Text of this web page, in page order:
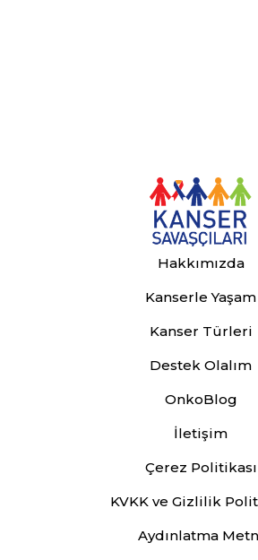
Hakkımızda
Kanserle Yaşam
Kanser Türleri
Destek Olalım
OnkoBlog
İletişim
Çerez Politikası
KVKK ve Gizlilik
Aydınlatma